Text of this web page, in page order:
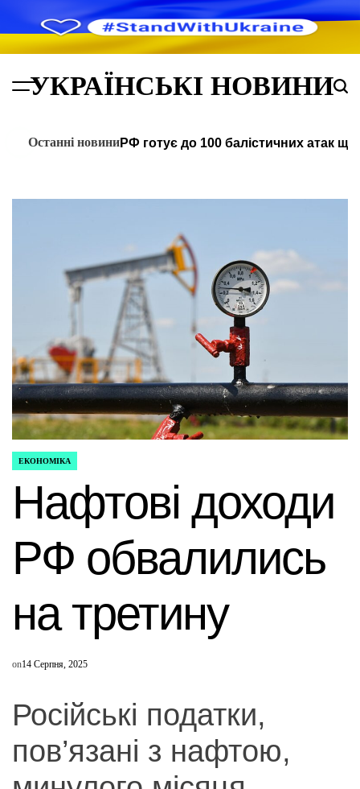
вмісту
MenuУКРАЇНСЬКІ НОВИНИ
Останні новиниРФ готує до 100 балістичних атак
ОПУБЛІКУВАТИ
ЕКОНОМІКА
Нафтові доходи
РФ обвалились
на третину
on14 Серпня, 2025
Російські податки,
пов’язані з нафтою,